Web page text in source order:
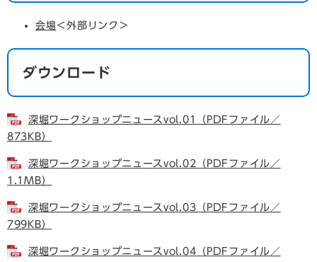
会場＜外部リンク＞
ダウンロード
深堀ワークショップニュースvol.01（PDFファイル／
873KB）
深堀ワークショップニュースvol.02（PDFファイル／
1.1MB）
深堀ワークショップニュースvol.03（PDFファイル／
799KB）
深堀ワークショップニュースvol.04（PDFファイル／